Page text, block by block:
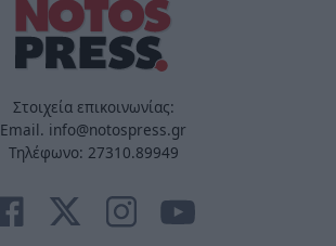
Στοιχεία επικοινωνίας:
Email. info@notospress.gr
Τηλέφωνο: 27310.89949